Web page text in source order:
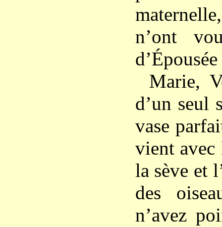
n’ont
d’Épousée
Marie,
d’un seul
vase
vient
la sève et
des
n’avez